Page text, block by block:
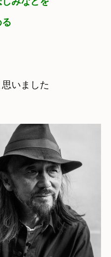
いました